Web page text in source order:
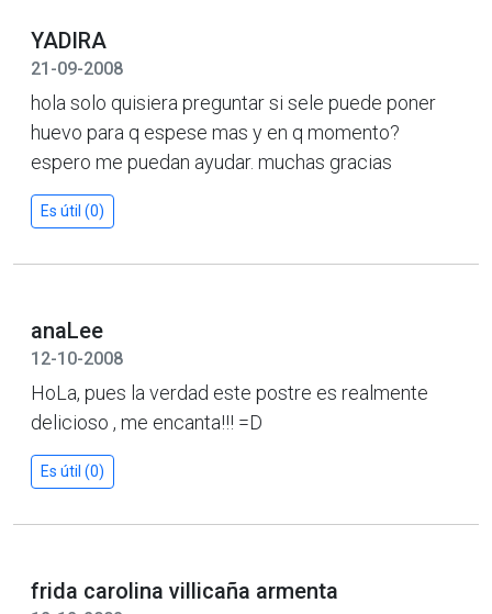
YADIRA
21-09-2008
hola solo quisiera preguntar si sele puede poner
huevo para q espese mas y en q momento?
espero me puedan ayudar. muchas gracias
Es útil (0)
anaLee
12-10-2008
HoLa, pues la verdad este postre es realmente
delicioso , me encanta!!! =D
Es útil (0)
frida carolina villicaña armenta